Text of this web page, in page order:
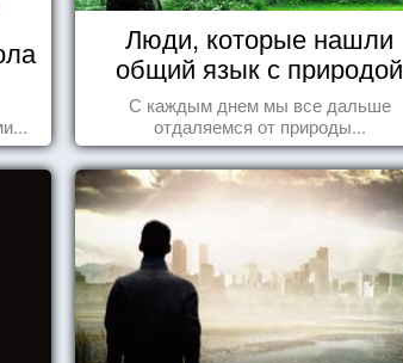
Люди, которые нашли
общий язык с природой
С каждым днем мы все дальше
отдаляемся от природы...